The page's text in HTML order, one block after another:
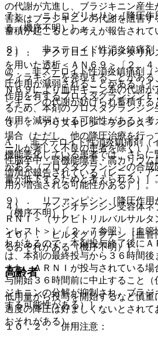
７）． ニトログリセリン［降圧作
る（機序不明）］。
８）． 非ステロイド性消炎鎮痛剤
@． 非ステロイド性消炎鎮痛剤（
圧作用が減弱されることがある（
作用を有するプロスタグランジン
るため、本剤のプロスタグランジ
作用を減弱させる可能性があると考
A． 非ステロイド性消炎鎮痛剤（
機能悪化している患者では、さら
がある（プロスタグランジンの合
量が低下するためと考えられる）］
９）． リファンピシン［降圧作用
（機序不明）］。
１０）． ビルダグリプチン［血管
るおそれがある（機序不明）］。
高齢者
低用量から投与を開始するなど慎
過度の降圧は好ましくないとされて
おそれがある）。
の代謝が亢進し、ブラジキニン産生
害薬はブラジキニンの代謝を阻害
蓄積が起こるとの考えが報告されて
２）． アクリロニトリルメタリル
を用いた透析＜ＡＮ６９＞〔２．
フィラキシーを発現することがあ
Ｎ６９により血中キニン系の代謝
ジキニンの代謝が妨げられ蓄積す
３）． アリスキレン＜ラジレス＞
場合（ただし、他の降圧治療を行っ
ールが著しく不良の患者を除く）
性脳卒中・腎機能障害・高カリウ
増加が報告されている（レニン・
用が増強される可能性がある）］。
４）． アンジオテンシン受容体ネ
ＲＮＩ＞（サクビトリルバルサル
ンレスト＞）〔２．７参照〕［血
れがあるので、本剤投与終了後にＡ
は、本剤の最終投与から３６時間後
また、ＡＲＮＩが投与されている
与開始３６時間前に中止すること（
ジキニンの分解が抑制され、ブラ
する可能性がある）］。
１０．２． 併用注意：